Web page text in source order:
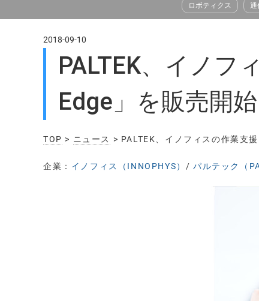
ロボティクス 通
2018-09-10
PALTEK、イノフ
Edge」を販売開始
TOP > ニュース > PALTEK、イノフィスの作業支
企業： イノフィス（INNOPHYS） /パルテック（